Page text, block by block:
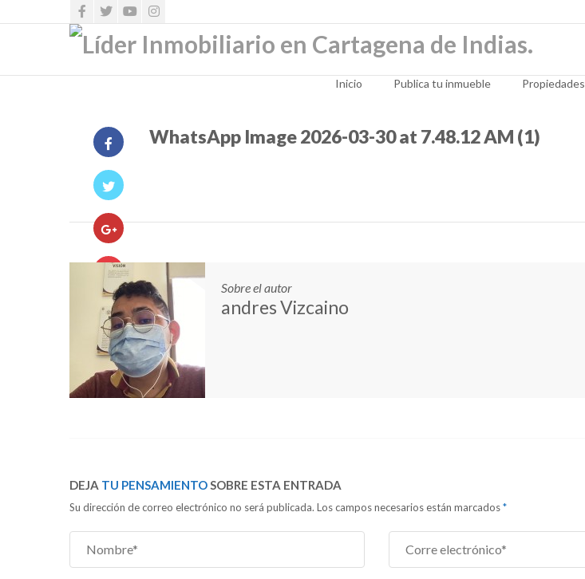
Inicio Publica tu inmueble Propiedades
WhatsApp Image 2026-03-30 at 7.48.12 AM (1)
Sobre el autor
andres Vizcaino
DEJA TU PENSAMIENTOSOBRE ESTA ENTRADA
Su dirección de correo electrónico no será publicada. Los campos necesarios están marcados*